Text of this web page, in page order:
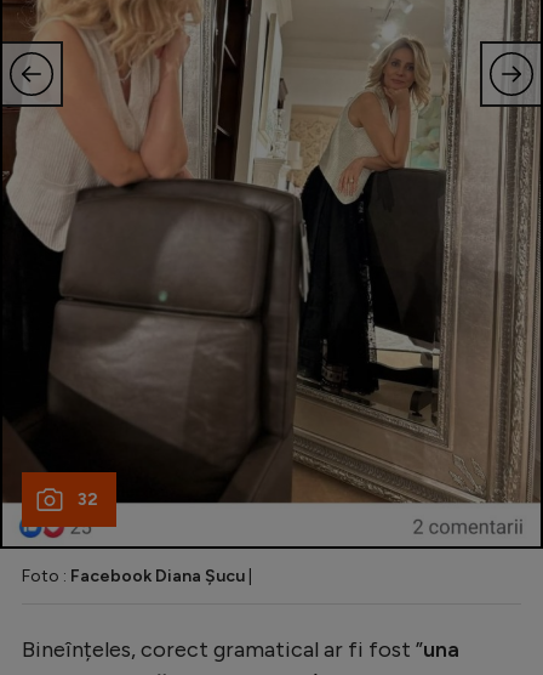
32
Foto : Facebook Diana Șucu
Bineînțeles, corect gramatical ar fi fost ”una